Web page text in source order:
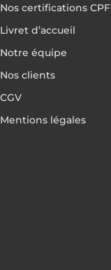
Nos certifications CPF
Livret d’accueil
Notre équipe
Nos clients
CGV
Mentions légales